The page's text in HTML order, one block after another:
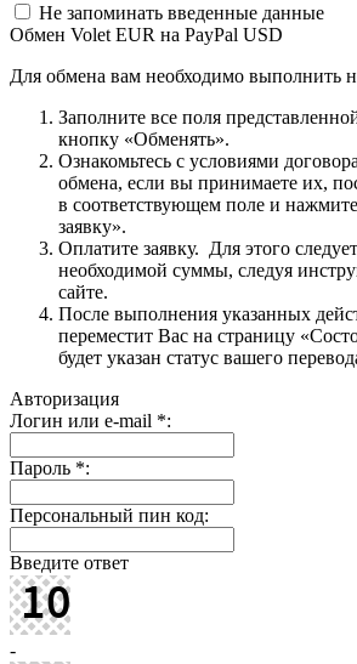
Не запоминать введенные данные
Обмен Volet EUR на PayPal USD
Для обмена вам необходимо выполнить
Заполните все поля
кнопку «Обменять».
Ознакомьтесь с условиями
обмена, если вы принимаете их,
в соответствующем поле и
заявку».
Оплатите заявку. Для этого
необходимой суммы, следуя
сайте.
После выполнения указанных
переместит Вас на страницу
будет указан статус вашего
Авторизация
Логин или e-mail *:
Пароль *:
Персональный пин код:
Введите ответ
-